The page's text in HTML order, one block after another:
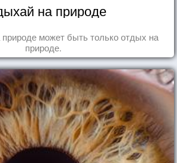
на природе
может быть только отдых на
природе.